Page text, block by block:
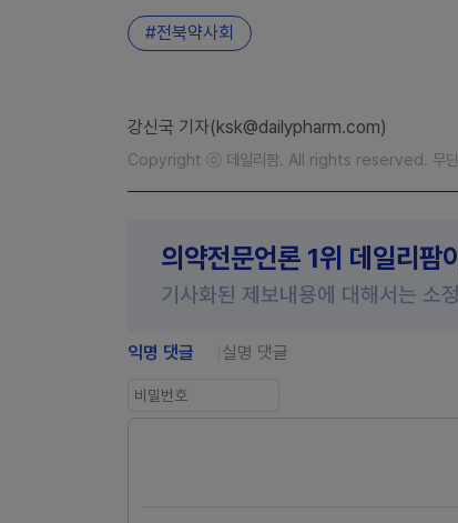
전북약사회
강신국 기자(ksk@dailypharm.com)
Copyright ⓒ 데일리팜. All rights reserved. 무단
의약전문언론 1위 데일리팜
기사화된 제보내용에 대해서는 소
익명 댓글 실명 댓글